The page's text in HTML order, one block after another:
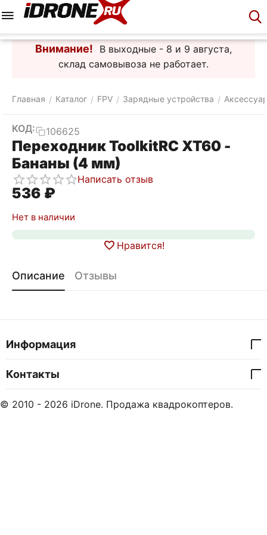
Внимание!
В выходные - 8 и 9 августа,
склад самовывоза не работает.
Главная / Каталог / FPV / Зарядные устройства /
КОД: 106625
Переходник ToolkitRC XT60 -
Бананы (4 мм)
Написать отзыв
‍536‍ ₽
Нет в наличии
Нравится!
Описание Отзывы
Информация
Контакты
© 2010 - 2026 iDrone. Продажа квадрокоптеров.
Корзина